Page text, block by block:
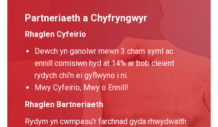
Partneriaeth a Chyfryngwyr
Rhaglen Cyfeirio
Dewch yn ganolwr mewn 3 cham syml ac
ennill comisiwn hyd at 14% ar bob cleient
rydych chi'n ei gyflwyno i ni.
Mwy Cyfeirio, Mwy o Ennill!
Rhaglen Bartneriaeth
Rydym yn cwmpasu'r farchnad gyda rhwydwaith